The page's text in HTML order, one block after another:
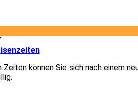
Zeiten können Sie sich nach einem